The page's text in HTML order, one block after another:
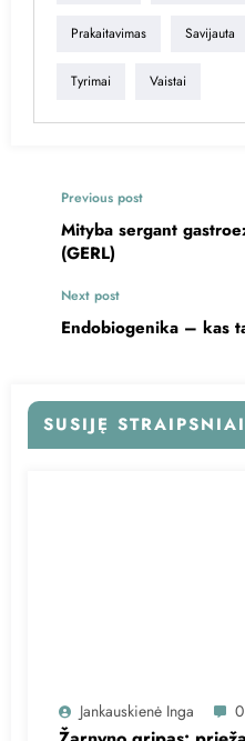
Prakaitavimas Savijauta
Tyrimai Vaistai
Previous post
Mityba sergant
(GERL)
Next post
Endobiogenika – kas
SUSIJĘ STRAIPSNIAI
Jankauskienė Inga 0